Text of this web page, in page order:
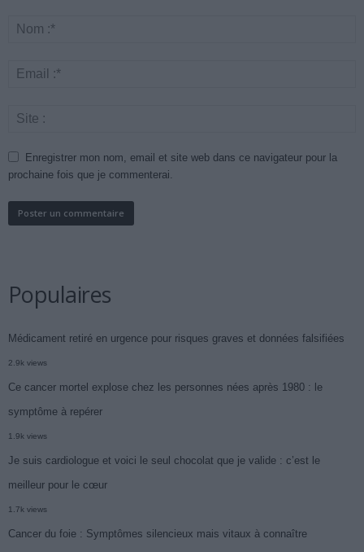
Enregistrer mon nom, email et site web dans ce navigateur pour la
prochaine fois que je commenterai.
Populaires
Médicament retiré en urgence pour risques graves et données falsifiées
2.9k views
Ce cancer mortel explose chez les personnes nées après 1980 : le
symptôme à repérer
1.9k views
Je suis cardiologue et voici le seul chocolat que je valide : c’est le
meilleur pour le cœur
1.7k views
Cancer du foie : Symptômes silencieux mais vitaux à connaître